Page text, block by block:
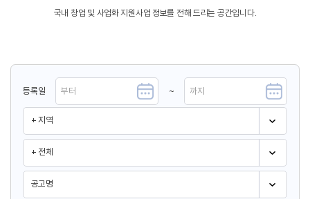
국내 창업 및 사업화 지원사업 정보를 전해 드리는 공간입니다.
등록일 ~